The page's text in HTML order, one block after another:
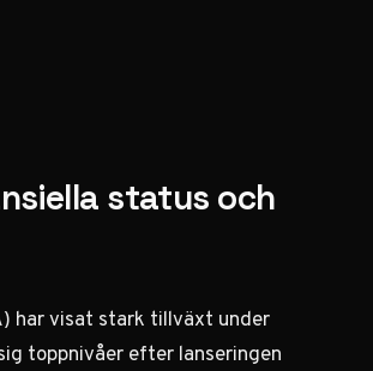
status och
har visat stark tillväxt under
toppnivåer efter lanseringen